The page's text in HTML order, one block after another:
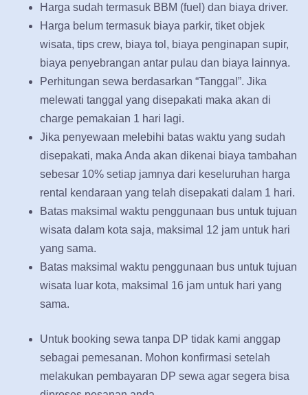
Harga sudah termasuk BBM (fuel) dan biaya driver.
Harga belum termasuk biaya parkir, tiket objek
wisata, tips crew, biaya tol, biaya penginapan supir,
biaya penyebrangan antar pulau dan biaya lainnya.
Perhitungan sewa berdasarkan “Tanggal”. Jika
melewati tanggal yang disepakati maka akan di
charge pemakaian 1 hari lagi.
Jika penyewaan melebihi batas waktu yang sudah
disepakati, maka Anda akan dikenai biaya tambahan
sebesar 10% setiap jamnya dari keseluruhan harga
rental kendaraan yang telah disepakati dalam 1 hari.
Batas maksimal waktu penggunaan bus untuk tujuan
wisata dalam kota saja, maksimal 12 jam untuk hari
yang sama.
Batas maksimal waktu penggunaan bus untuk tujuan
wisata luar kota, maksimal 16 jam untuk hari yang
sama.
Untuk booking sewa tanpa DP tidak kami anggap
sebagai pemesanan. Mohon konfirmasi setelah
melakukan pembayaran DP sewa agar segera bisa